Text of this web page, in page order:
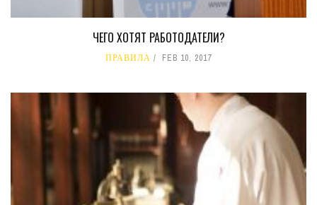
ЧЕГО ХОТЯТ РАБОТОДАТЕЛИ?
ПРАВИЛА FEB 10, 2017